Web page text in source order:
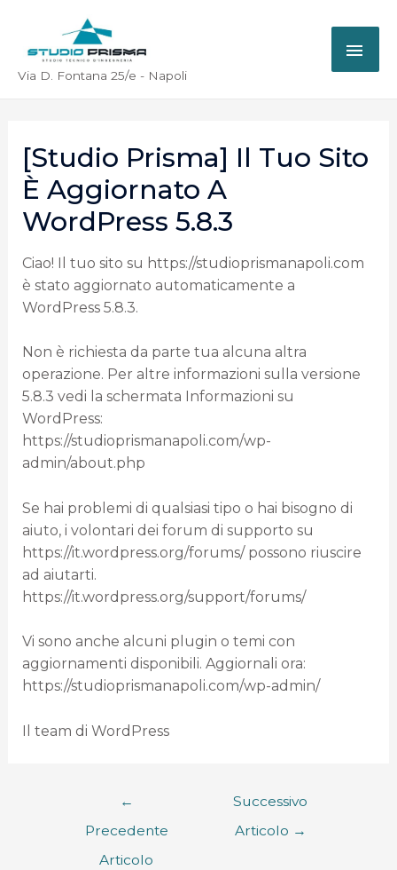
Via D. Fontana 25/e - Napoli
[Studio Prisma] Il Tuo Sito
È Aggiornato A
WordPress 5.8.3
Ciao! Il tuo sito su https://studioprismanapoli.com
è stato aggiornato automaticamente a
WordPress 5.8.3.
Non è richiesta da parte tua alcuna altra
operazione. Per altre informazioni sulla versione
5.8.3 vedi la schermata Informazioni su
WordPress:
https://studioprismanapoli.com/wp-
admin/about.php
Se hai problemi di qualsiasi tipo o hai bisogno di
aiuto, i volontari dei forum di supporto su
https://it.wordpress.org/forums/ possono riuscire
ad aiutarti.
https://it.wordpress.org/support/forums/
Vi sono anche alcuni plugin o temi con
aggiornamenti disponibili. Aggiornali ora:
https://studioprismanapoli.com/wp-admin/
Il team di WordPress
←
Precedente
Articolo
Successivo
Articolo →